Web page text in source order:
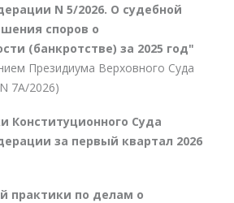
N 5/2026. О судебной
споров о
(банкротстве) за 2025 год"
Президиума Верховного Суда
7А/2026)
Конституционного Суда
за первый квартал 2026
практики по делам о